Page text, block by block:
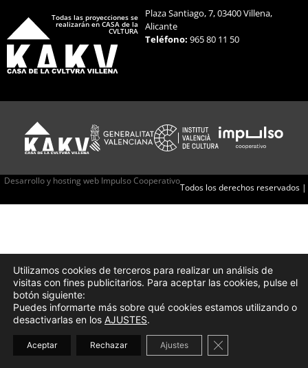
Todas las proyecciones se
realizarán en CASA de la
CVLTURA
Plaza Santiago, 7, 03400 Villena,
Alicante
Teléfono:965 80 11 50
Todos los derechos reservados |
Desarrollo y hosting web Impulso Cooperativo
Utilizamos cookies de terceros para realizar un análisis de
visitas con fines publicitarios. Para aceptar las cookies, pulse el
botón siguiente:
Puedes informarte más sobre qué cookies estamos utilizando o
desactivarlas en los AJUSTES.
Aceptar Rechazar Ajustes Cerrar el banner de